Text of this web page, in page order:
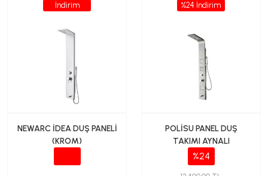
İndirim
NEWARC İDEA DUŞ PANELİ
(KROM)
%24 İndirim
POLİSU PANEL DUŞ
TAKIMI AYNALI
%24